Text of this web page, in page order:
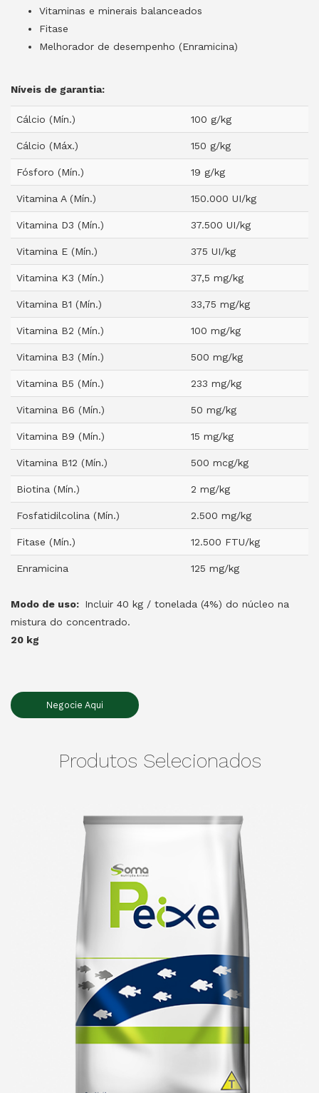
Vitaminas e minerais balanceados
Fitase
Melhorador de desempenho (Enramicina)
Níveis de garantia:
Cálcio (Mín.) 100 g/kg
Cálcio (Máx.) 150 g/kg
Fósforo (Mín.) 19 g/kg
Vitamina A (Mín.) 150.000 UI/kg
Vitamina D3 (Mín.) 37.500 UI/kg
Vitamina E (Mín.) 375 UI/kg
Vitamina K3 (Mín.) 37,5 mg/kg
Vitamina B1 (Mín.) 33,75 mg/kg
Vitamina B2 (Mín.) 100 mg/kg
Vitamina B3 (Mín.) 500 mg/kg
Vitamina B5 (Mín.) 233 mg/kg
Vitamina B6 (Mín.) 50 mg/kg
Vitamina B9 (Mín.) 15 mg/kg
Vitamina B12 (Mín.) 500 mcg/kg
Biotina (Mín.) 2 mg/kg
Fosfatidilcolina (Mín.) 2.500 mg/kg
Fitase (Mín.) 12.500 FTU/kg
Enramicina 125 mg/kg
Modo de uso: Incluir 40 kg / tonelada (4%) do núcleo na
mistura do concentrado.
20 kg
Negocie Aqui
Produtos Selecionados